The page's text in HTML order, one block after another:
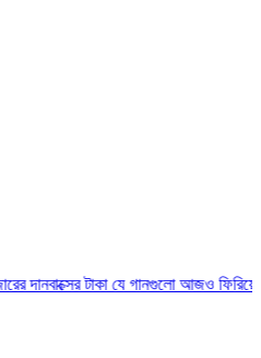
টাকাযে গানগুলো আজও ফিরিয়ে নেয়